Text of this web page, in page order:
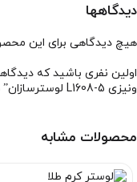
دیدگاهها
هیچ دیدگاهی برای این
اولین نفری باشید که
ونیزی L1608-5 لوسترسازان”
محصولات مشابه